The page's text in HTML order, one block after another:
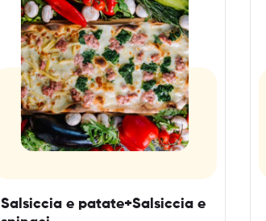
Salsiccia e patate+Salsiccia e